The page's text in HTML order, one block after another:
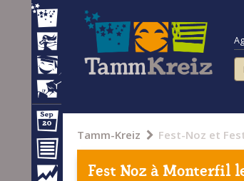
Tamm-Kreiz Fest-Noz et
Fest Noz àMonterfil